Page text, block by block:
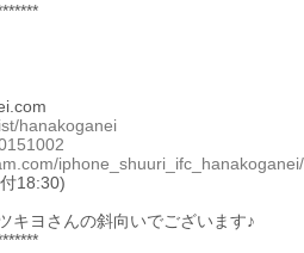
hanakoganei
iphone_shuuri_ifc_hanakoganei/
18:30)
キヨさんの斜向いでございます♪